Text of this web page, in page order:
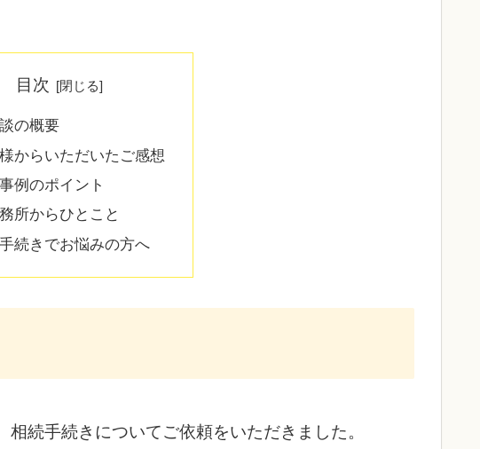
目次
の概要
からいただいたご感想
例のポイント
所からひとこと
続きでお悩みの方へ
続手続きについてご依頼をいただきました。